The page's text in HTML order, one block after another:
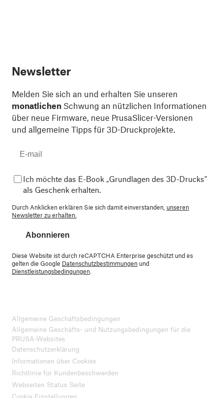
Newsletter
Melden Sie sich an und erhalten Sie unseren
monatlichen Schwung an nützlichen Informationen
über neue Firmware, neue PrusaSlicer-Versionen
und allgemeine Tipps für 3D-Druckprojekte.
Ich möchte das E-Book „Grundlagen des 3D-Drucks“
als Geschenk erhalten.
Durch Anklicken erklären Sie sich damit einverstanden, unseren
Newsletter zu erhalten.
Abonnieren
Diese Website ist durch reCAPTCHA Enterprise geschützt und es
gelten die Google Datenschutzbestimmungen und
Dienstleistungsbedingungen
Allgemeine Geschäftsbedingungen
Allgemeine Geschäfts- und Nutzungsbedingungen für die
PRUSA-Websites
Datenschutzerklärung
Informationen über Cookies
Richtlinie für Kundenbeschwerden
Webseiten Status Seite